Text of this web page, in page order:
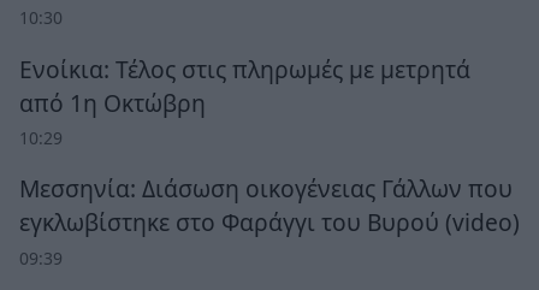
10:30
Ενοίκια: Τέλος στις πληρωμές με μετρητά
από 1η Οκτώβρη
10:29
Μεσσηνία: Διάσωση οικογένειας Γάλλων που
εγκλωβίστηκε στο Φαράγγι του Βυρού (video)
09:39